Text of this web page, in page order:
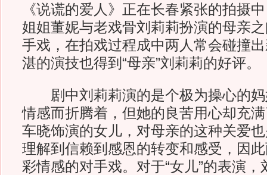
《说谎的爱人》正在长春紧张的拍摄
姐姐董妮与老戏骨刘莉莉扮演的母亲
手戏，在拍戏过程成中两人常会碰撞
湛的演技也得到“母亲”刘莉莉的好评。
剧中刘莉莉演的是个极为操心的妈
情感而折腾着，但她的良苦用心却充
车晓饰演的女儿，对母亲的这种关爱
理解到信赖到感恩的转变和感受，因
彩情感的对手戏。对于“女儿”的表演